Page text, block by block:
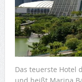
Das teuerste Hotel